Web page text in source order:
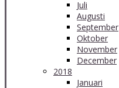
Juli
Augusti
September
Oktober
November
December
2018
Januari